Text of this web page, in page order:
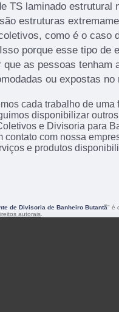
TS laminado estrutural
estruturas
como é o caso
porque esse tipo de
que as pessoas tenham
ou expostas
cada trabalho de
disponibilizar
e Divisoria para
contato com nossa
e produtos
de Divisoria de Banheiro Butantã" é
autorais.